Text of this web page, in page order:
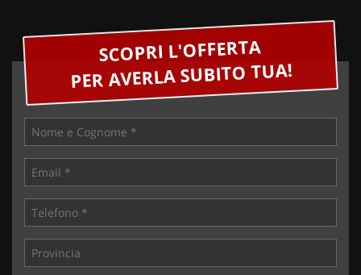
SCOPRI L'OFFERTA
PER AVERLA SUBITO TUA!